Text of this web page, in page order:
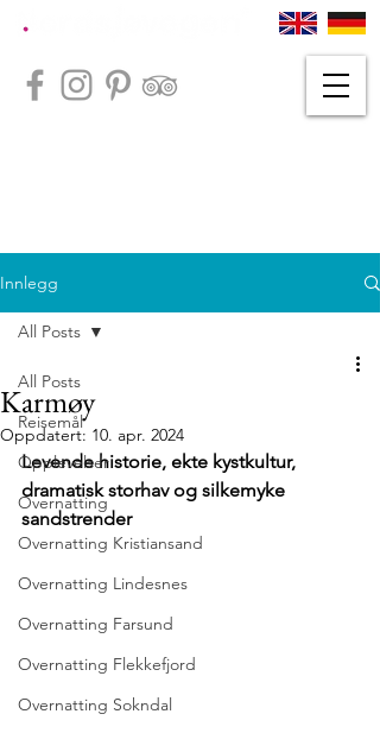
Innlegg
All Posts
Reisemål
Opplevelser
Overnatting
Overnatting Kristiansand
Overnatting Lindesnes
Overnatting Farsund
Overnatting Flekkefjord
Overnatting Sokndal
All Posts
Karmøy
Oppdatert: 10. apr. 2024
Levende historie, ekte kystkultur,
dramatisk storhav og silkemyke
sandstrender